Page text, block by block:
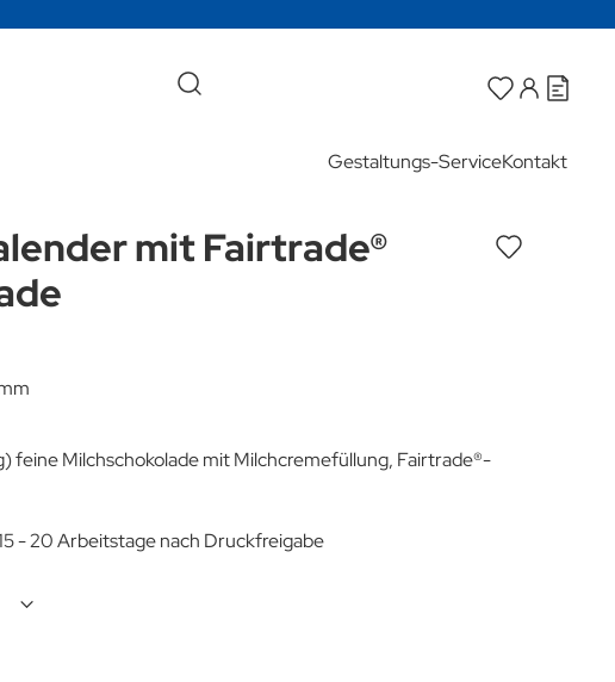
Gestaltungs-ServiceKontakt
mit Fairtrade®
feine Milchschokolade mit Milchcremefüllung, Fairtrade®-
- 20 Arbeitstage nach Druckfreigabe